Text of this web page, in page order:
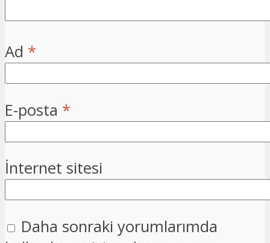
Ad *
E-posta *
İnternet sitesi
Daha sonraki yorumlarımda